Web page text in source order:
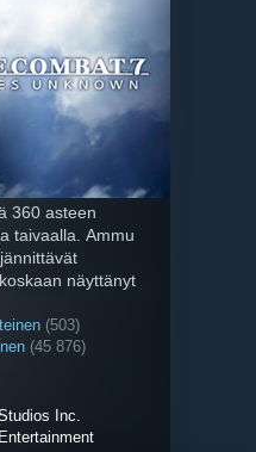
360 asteen
taivaalla. Ammu
näyttänyt
(503)
(45 876)
Inc.